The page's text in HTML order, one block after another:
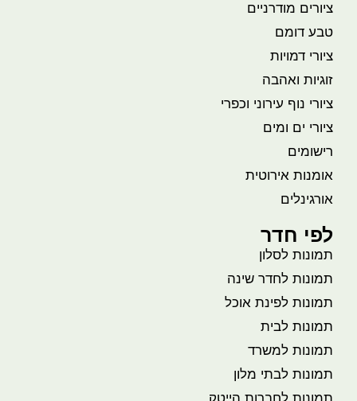
ציורים מודרניים
טבע דומם
ציורי דמויות
זוגיות ואהבה
ציורי נוף עירוני וכפרי
ציורי ים ומים
רישומים
אומנות אירוטית
אורגינלים
לפי חדר
תמונות לסלון
תמונות לחדר שינה
תמונות לפינת אוכל
תמונות לבית
תמונות למשרד
תמונות לבתי מלון